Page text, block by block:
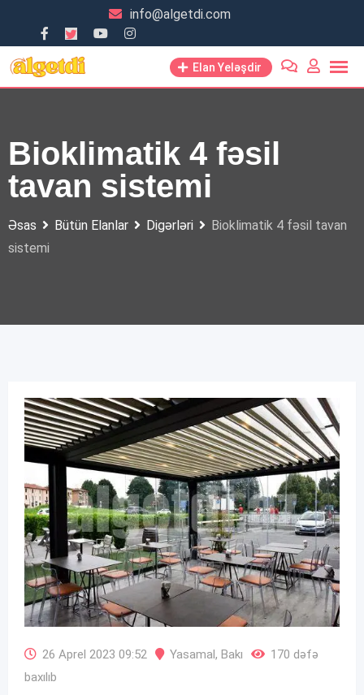
content
info@algetdi.com
Elan Yeləşdir
Bioklimatik 4 fəsil
tavan sistemi
Əsas Bütün Elanlar Digərləri
Bioklimatik 4 fəsil tavan
sistemi
26 Aprel 2023 09:52 Yasamal , Bakı
170 dəfə
baxılıb